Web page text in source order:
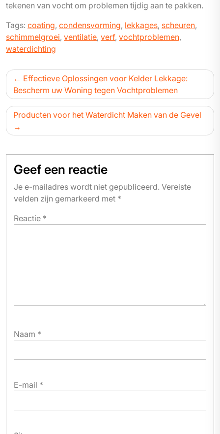
tekenen van vocht om problemen tijdig aan te pakken.
Tags: coating, condensvorming, lekkages, scheuren,
schimmelgroei, ventilatie, verf, vochtproblemen,
waterdichting
Bericht
navigatie
Effectieve Oplossingen voor Kelder Lekkage:
Bescherm uw Woning tegen Vochtproblemen
Producten voor het Waterdicht Maken van de Gevel
Geef een reactie
Je e-mailadres wordt niet gepubliceerd. Vereiste
velden zijn gemarkeerd met *
Reactie *
Naam *
E-mail *